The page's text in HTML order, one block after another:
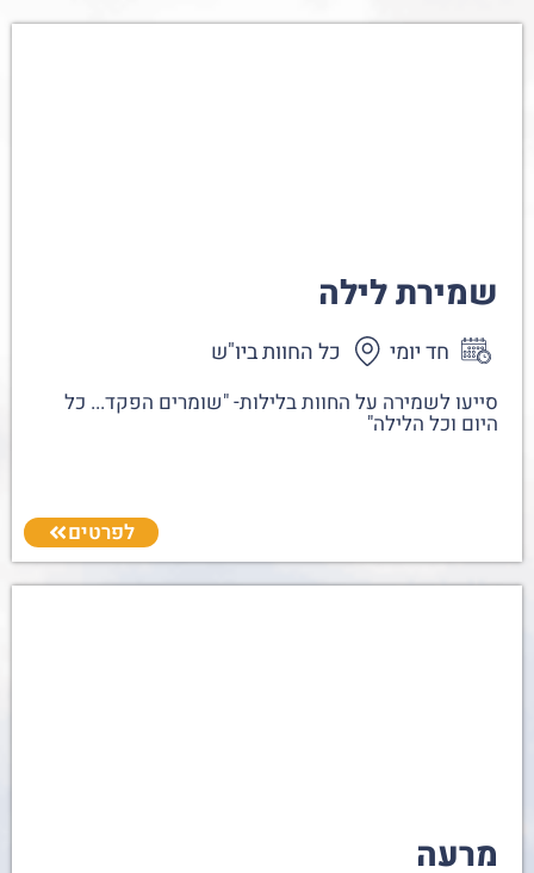
שמירת לילה
חד יומי כל החוות ביו"ש
סייעו לשמירה על החוות בלילות- "שומרים הפקד... כל
היום וכל הלילה"
לפרטים
מרעה